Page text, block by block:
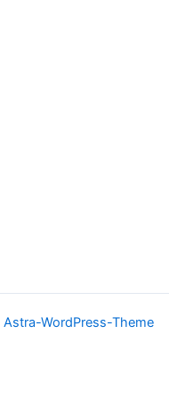
Astra-WordPress-Theme